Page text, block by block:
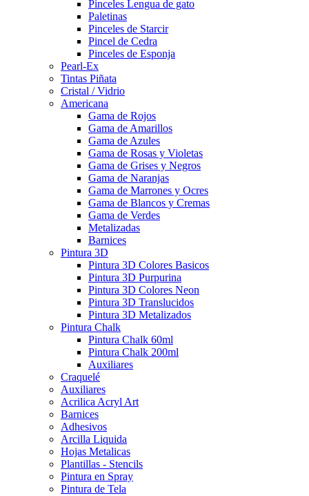
Pinceles Lengua de gato
Paletinas
Pinceles de Starcir
Pincel de Cedra
Pinceles de Esponja
Pearl-Ex
Tintas Piñata
Cristal / Vidrio
Americana
Gama de Rojos
Gama de Amarillos
Gama de Azules
Gama de Rosas y Violetas
Gama de Grises y Negros
Gama de Naranjas
Gama de Marrones y Ocres
Gama de Blancos y Cremas
Gama de Verdes
Metalizadas
Barnices
Pintura 3D
Pintura 3D Colores Basicos
Pintura 3D Purpurina
Pintura 3D Colores Neon
Pintura 3D Translucidos
Pintura 3D Metalizados
Pintura Chalk
Pintura Chalk 60ml
Pintura Chalk 200ml
Auxiliares
Craquelé
Auxiliares
Acrilica Acryl Art
Barnices
Adhesivos
Arcilla Liquida
Hojas Metalicas
Plantillas - Stencils
Pintura en Spray
Pintura de Tela